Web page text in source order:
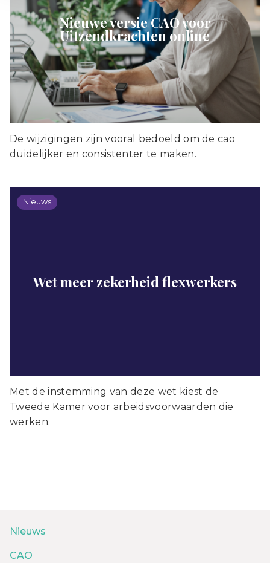
Nieuwe versie CAO voor
Uitzendkrachten online
De wijzigingen zijn vooral bedoeld om de cao
duidelijker en consistenter te maken.
Nieuws
Wet meer zekerheid flexwerkers
Met de instemming van deze wet kiest de
Tweede Kamer voor arbeidsvoorwaarden die
werken.
Nieuws
CAO